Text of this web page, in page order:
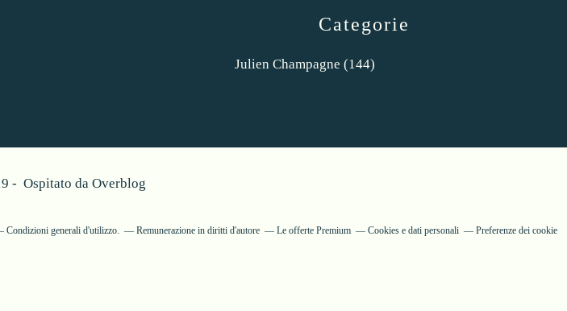
Categorie
Julien Champagne (144)
- Ospitato da Overblog
Condizioni generali d'utilizzo. Remunerazione in diritti d'autore Le offerte Premium Cookies e dati personali Preferenze dei cookie